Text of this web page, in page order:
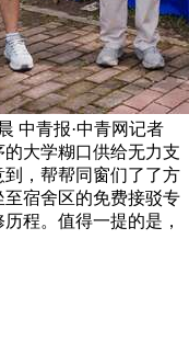
中青报·中青网记者
大学糊口供给无力支
，帮帮同窗们了了方
宿舍区的免费接驳专
程。值得一提的是，